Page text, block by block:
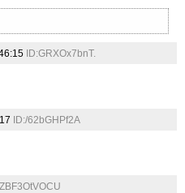
ID:GRXOx7bnT.
ID:/62bGHPf2A